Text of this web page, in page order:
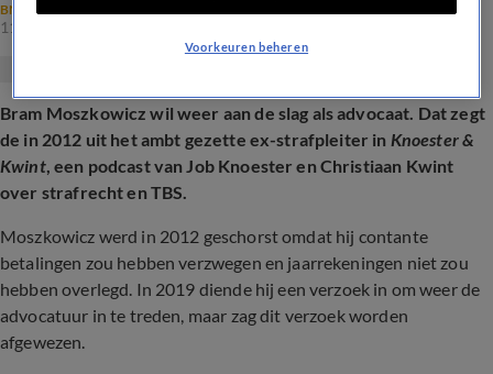
BN'ERS
11 juni 2024, 14:15
Bram Moszkowicz wil weer aan de slag als advocaat. Dat zegt
de in 2012 uit het ambt gezette ex-strafpleiter in Knoester &
Kwint, een podcast van Job Knoester en Christiaan Kwint
over strafrecht en TBS.
Moszkowicz werd in 2012 geschorst omdat hij contante
betalingen zou hebben verzwegen en jaarrekeningen niet zou
hebben overlegd. In 2019 diende hij een verzoek in om weer de
advocatuur in te treden, maar zag dit verzoek worden
afgewezen.
Voorkeuren beheren